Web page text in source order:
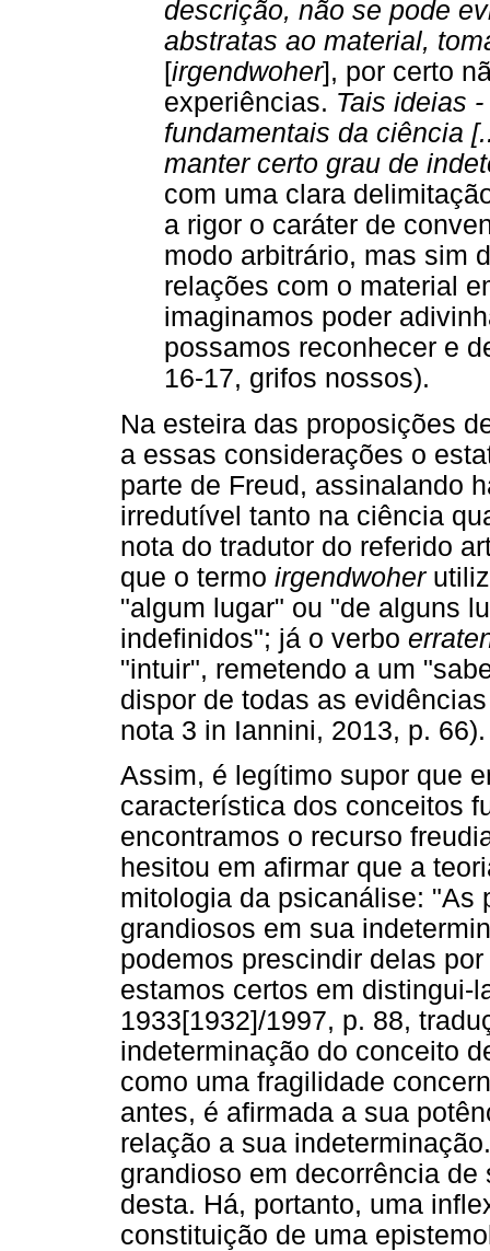
descrição, não se pode
abstratas ao material,
[irgendwoher], por certo
experiências. Tais ideias
fundamentais da ciência
manter certo grau de
com uma clara
a rigor o caráter de
modo arbitrário, mas sim
relações com o material
imaginamos poder
possamos reconhecer e
16-17, grifos nossos).
Na esteira das proposições
a essas considerações o
parte de Freud, assinalando
irredutível tanto na ciência
nota do tradutor do referido
que o termo irgendwoher
"algum lugar" ou "de alguns
indefinidos"; já o verbo
"intuir", remetendo a um
dispor de todas as
nota 3 in Iannini, 2013, p. 66).
Assim, é legítimo supor que
característica dos conceitos
encontramos o recurso
hesitou em afirmar que a
mitologia da psicanálise: "As
grandiosos em sua
podemos prescindir delas
estamos certos em distingui-
1933[1932]/1997, p. 88,
indeterminação do conceito
como uma fragilidade
antes, é afirmada a sua
relação a sua
grandioso em decorrência
desta. Há, portanto, uma
constituição de uma